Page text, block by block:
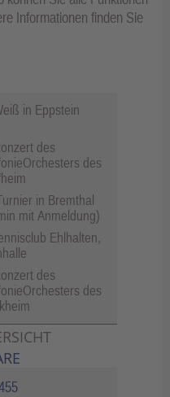
Informationen finden Sie
in Eppstein
des
des
in Bremthal
mit Anmeldung)
Ehlhalten,
des
des